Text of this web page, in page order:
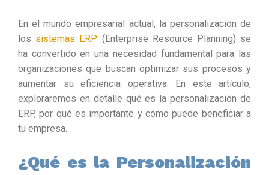
En el mundo empresarial actual, la personalización de
los sistemas ERP (Enterprise Resource Planning) se
ha convertido en una necesidad fundamental para las
organizaciones que buscan optimizar sus procesos y
aumentar su eficiencia operativa. En este artículo,
exploraremos en detalle qué es la personalización de
ERP, por qué es importante y cómo puede beneficiar a
tu empresa.
¿Qué es la Personalización